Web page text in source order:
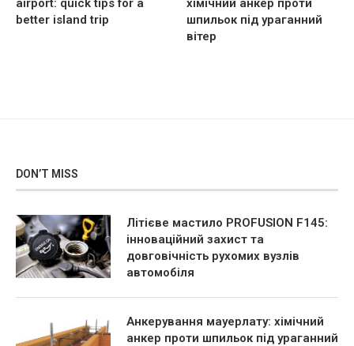
airport: quick tips for a
better island trip
хімічний анкер проти
шпильок під ураганний
вітер
DON’T MISS
Літієве мастило PROFUSION F145:
інноваційний захист та
довговічність рухомих вузлів
автомобіля
Анкерування мауерлату: хімічний
анкер проти шпильок під ураганний